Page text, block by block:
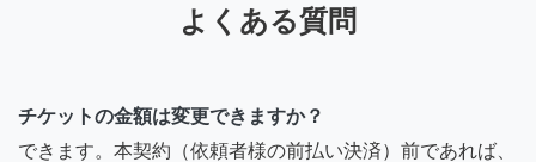
よくある質問
チケットの金額は変更できますか？
できます。本契約（依頼者様の前払い決済）前であれば、